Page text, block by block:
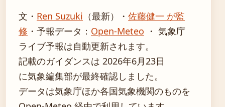
文・ Ren Suzuki （最新） ・ 佐藤健一 が監
修 ・ 予報データ： Open-Meteo ・ 気象庁
ライブ予報は自動更新されます。
記載のガイダンスは 2026年6月23日
に気象編集部が最終確認しました。
データは気象庁ほか各国気象機関のものを